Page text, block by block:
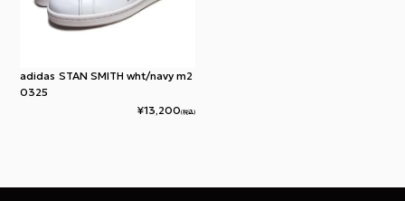
adidas STAN SMITH wht/navy m2
0325
¥13,200(税込)